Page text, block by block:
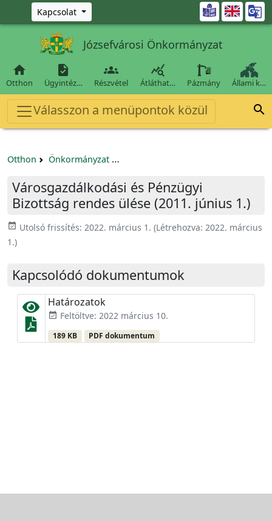
Ugrás a fő tartalomra
Kapcsolat 
Józsefvárosi Önkormányzat

Otthon

Ügyintéz…

Részvétel

Átláthat… Pázmány Állami k…
Válasszon a menüpontok közül 
Otthon Önkormányzat
Városgazdálkodási és Pénzügyi
Bizottság rendes ülése (2011. június 1.)
event_available Utolsó frissítés: 2022. március 1. (Létrehozva: 2022. március
1.)
Kapcsolódó dokumentumok
Határozatok
event_available Feltöltve: 2022 március 10.
189 KB PDF dokumentum